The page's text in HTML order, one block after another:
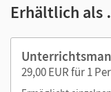
didaktische
Nutzen Sie den
oder über die
Erhältlich
29,00 EUR für 1